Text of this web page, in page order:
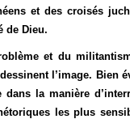
et des croisés
de Dieu.
et du
l’image. Bien
dans la manière
les plus